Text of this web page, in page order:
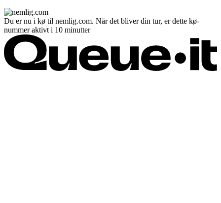
Du er nu i kø til nemlig.com. Når det bliver din tur, er dette kø-
nummer aktivt i 10 minutter